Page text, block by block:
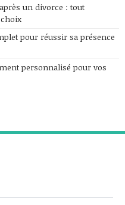
un divorce : tout
pour réussir sa présence
personnalisé pour vos